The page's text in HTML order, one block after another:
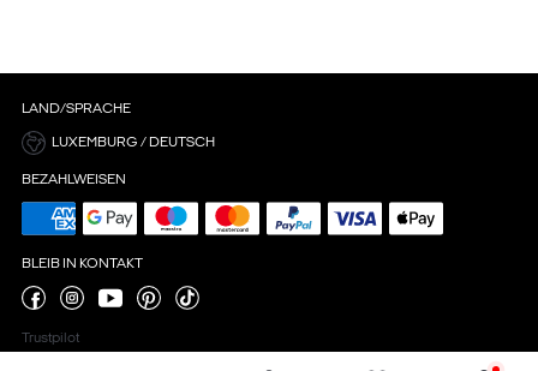
LAND/SPRACHE
LUXEMBURG / DEUTSCH
BEZAHLWEISEN
BLEIB IN KONTAKT
Trustpilot